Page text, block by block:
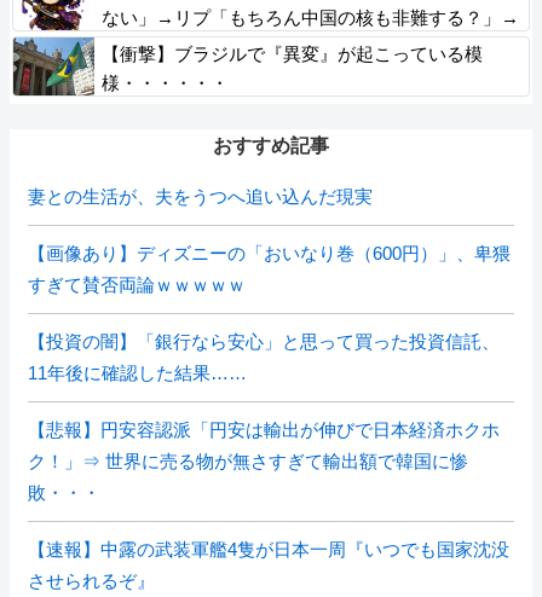
ない」→リプ「もちろん中国の核も非難する？」→
即ブロック
【衝撃】ブラジルで『異変』が起こっている模
様・・・・・・
おすすめ記事
妻との生活が、夫をうつへ追い込んだ現実
【画像あり】ディズニーの「おいなり巻（600円）」、卑猥
すぎて賛否両論ｗｗｗｗｗ
【投資の闇】「銀行なら安心」と思って買った投資信託、
11年後に確認した結果……
【悲報】円安容認派「円安は輸出が伸びで日本経済ホクホ
ク！」⇒ 世界に売る物が無さすぎて輸出額で韓国に惨
敗・・・
【速報】中露の武装軍艦4隻が日本一周『いつでも国家沈没
させられるぞ』